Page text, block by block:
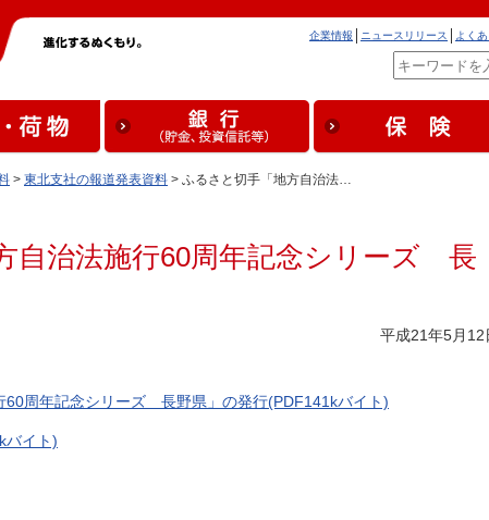
よく
ニュースリリース
企業情報
> 東北支社の報道発表資料 > ふるさと切手「地方自治法…
自治法施行60周年記念シリーズ 長
平成21年5月12
60周年記念シリーズ 長野県」の発行(PDF141kバイト)
バイト)